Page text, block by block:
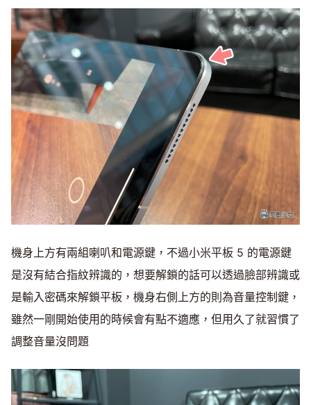
機身上方有兩組喇叭和電源鍵，不過小米平板 5 的電源鍵
是沒有結合指紋辨識的，想要解鎖的話可以透過臉部辨識或
是輸入密碼來解鎖平板，機身右側上方的則為音量控制鍵，
雖然一剛開始使用的時候會有點不適應，但用久了就習慣了
調整音量沒問題